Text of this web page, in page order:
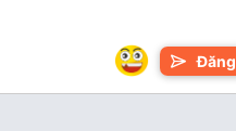
Đăng